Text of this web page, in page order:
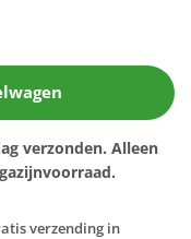
verzonden. Alleen
verzending in